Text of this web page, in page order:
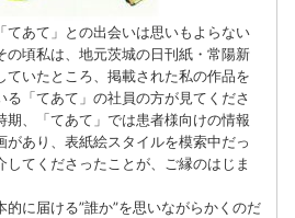
てあて」との出会いは思いもよらない
の頃私は、地元茨城の日刊紙・常陽新
ていたところ、掲載された私の作品を
「てあて」の社員の方が見てくださ
期、「てあて」では患者様向けの情報
があり、表紙絵スタイルを模索中だっ
してくださったことが、ご縁のはじま
に届ける”誰か”を思いながらかくのだ